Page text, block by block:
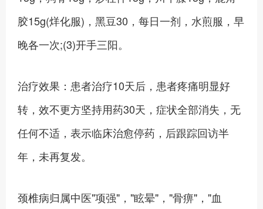
胶15g(烊化服)，黑豆30，每日一剂，水煎服，早
晚各一次;(3)开手三阳。
治疗效果：患者治疗10天后，患者疼痛明显好
转，效不更方坚持用药30天，症状全部消失，无
任何不适，表示临床治愈停药，后跟踪回访半
年，未再复发。
颈椎病归属中医"项强"，"眩晕"，"骨痹"，"血